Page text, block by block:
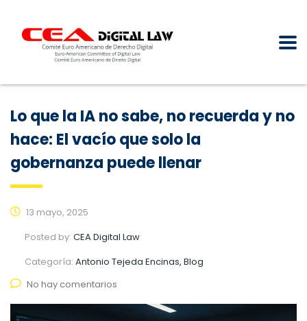
Lo que la IA no sabe, no recuerda y no
hace: El vacío que solo la
gobernanza puede llenar
13 mayo, 2025
Posted by: CEA Digital Law
Categoría: Antonio Tejeda Encinas, Blog
No hay comentarios